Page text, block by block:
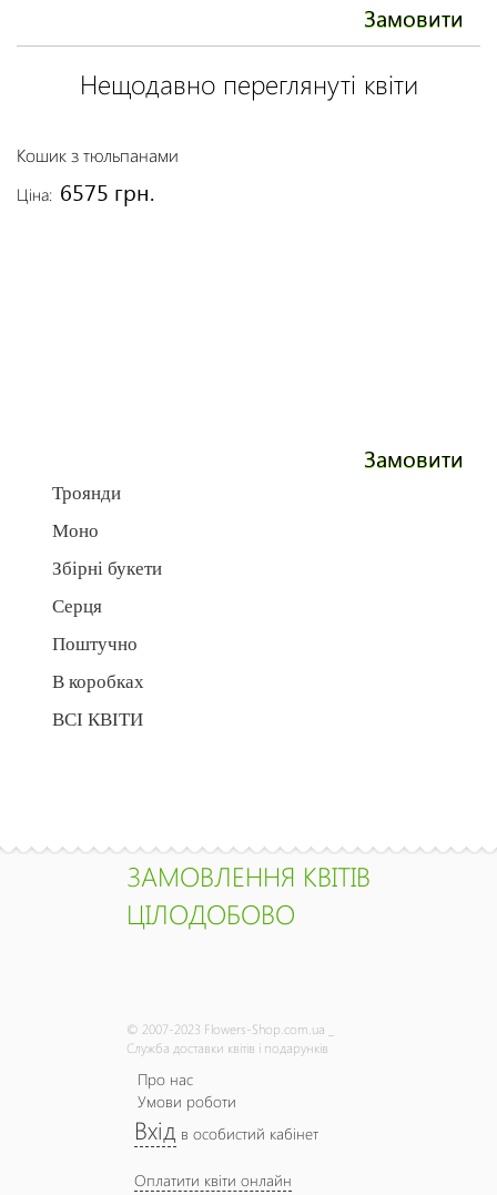
Замовити
Нещодавно переглянуті квіти
Кошик з тюльпанами
Ціна: 6575 грн.
Замовити
Троянди
Моно
Збірні букети
Серця
Поштучно
В коробках
ВСІ КВІТИ
ЗАМОВЛЕННЯ КВІТІВ
ЦІЛОДОБОВО
© 2007-2023 Flowers-Shop.com.ua _
Служба доставки квітів і подарунків
Про нас
Умови роботи
Вхід в особистий кабінет
Оплатити квіти онлайн